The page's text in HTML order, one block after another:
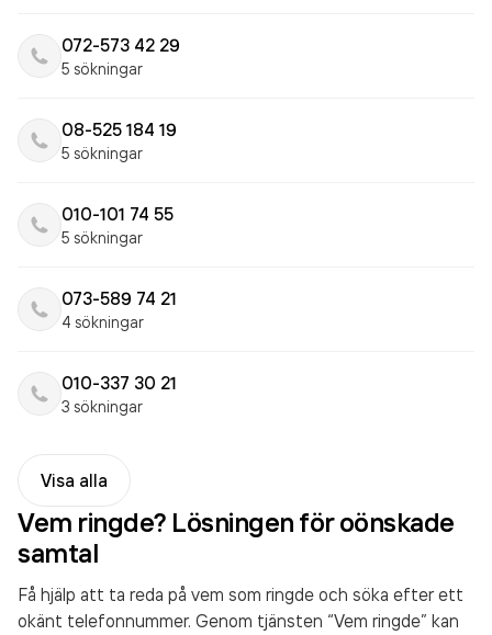
072-573 42 29
5 sökningar
08-525 184 19
5 sökningar
010-101 74 55
5 sökningar
073-589 74 21
4 sökningar
010-337 30 21
3 sökningar
Visa alla
Vem ringde? Lösningen för oönskade
samtal
Få hjälp att ta reda på vem som ringde och söka efter ett
okänt telefonnummer. Genom tjänsten “Vem ringde” kan